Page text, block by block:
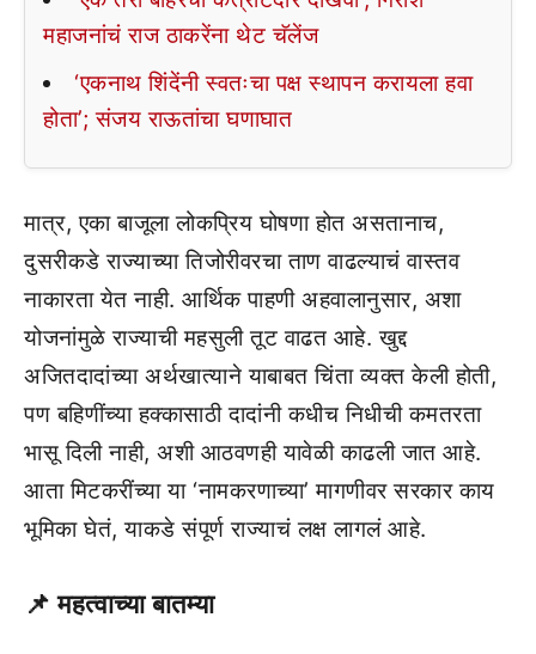
महाजनांचं राज ठाकरेंना थेट चॅलेंज
‘एकनाथ शिंदेंनी स्वतःचा पक्ष स्थापन करायला हवा
होता’; संजय राऊतांचा घणाघात
मात्र, एका बाजूला लोकप्रिय घोषणा होत असतानाच,
दुसरीकडे राज्याच्या तिजोरीवरचा ताण वाढल्याचं वास्तव
नाकारता येत नाही. आर्थिक पाहणी अहवालानुसार, अशा
योजनांमुळे राज्याची महसुली तूट वाढत आहे. खुद्द
अजितदादांच्या अर्थखात्याने याबाबत चिंता व्यक्त केली होती,
पण बहिणींच्या हक्कासाठी दादांनी कधीच निधीची कमतरता
भासू दिली नाही, अशी आठवणही यावेळी काढली जात आहे.
आता मिटकरींच्या या ‘नामकरणाच्या’ मागणीवर सरकार काय
भूमिका घेतं, याकडे संपूर्ण राज्याचं लक्ष लागलं आहे.
📌 महत्वाच्या बातम्या